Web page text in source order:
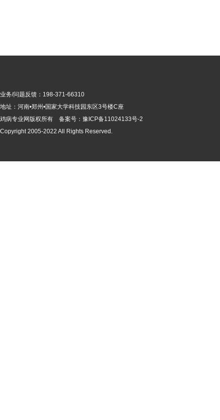
业务/问题反馈：198-371-66310
地址：河南•郑州•国家大学科技园东区3号楼C座
鸡病专业网版权所有 备案号： 豫ICP备11024133号-2
Copyright 2005-2022 All Rights Reserved.